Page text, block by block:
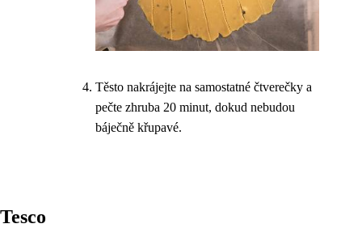
Těsto nakrájejte na samostatné čtverečky a
pečte zhruba 20 minut, dokud nebudou
báječně křupavé.
Tesco